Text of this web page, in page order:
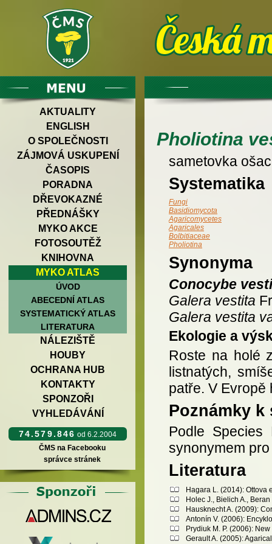
AKTUALITY
ENGLISH
O SPOLEČNOSTI
ZÁJMOVÁ USKUPENÍ
ČASOPIS
PORADNA
DŘEVOKAZNÉ
PŘEDNÁŠKY
MYKO AKCE
FOTOSOUTĚŽ
KNIHOVNA
MYKO ATLAS
ÚVOD
ABECEDNÍ ATLAS
SYSTEMATICKÝ ATLAS
LITERATURA
NÁLEZIŠTĚ
HOUBY
OCHRANA HUB
KONTAKTY
SPONZOŘI
VYHLEDÁVÁNÍ
74.579.846 od 6.2.2004
ČMS na Facebooku
správce stránek
Pholiotina
sametovka
Systematika
Fungi
Basidiomycota
Agaricomycetes
Agaricales
Bolbitiaceae
Pholiotina
Synonyma
Conocybe
Galera vestita
Galera vestita
Ekologie a
Roste na holé
listnatých,
patře. V Evropě
Poznámky k
Podle
synonymem
Literatura
Hagara L. (2014): Ottova
Holec J., Bielich A.,
Hausknecht A. (2009):
Antonín V. (2006):
Prydiuk M. P. (2006):
Gerault A. (2005):